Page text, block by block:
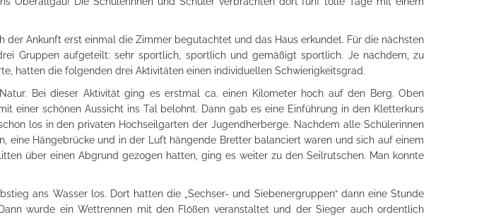
der Ankunft erst einmal die Zimmer begutachtet und das Haus erkundet. Für die nächsten
Gruppen aufgeteilt: sehr sportlich, sportlich und gemäßigt sportlich. Je nachdem, zu
hatten die folgenden drei Aktivitäten einen individuellen Schwierigkeitsgrad.
Bei dieser Aktivität ging es erstmal ca. einen Kilometer hoch auf den Berg. Oben
einer schönen Aussicht ins Tal belohnt. Dann gab es eine Einführung in den Kletterkurs
los in den privaten Hochseilgarten der Jugendherberge. Nachdem alle Schülerinnen
eine Hängebrücke und in der Luft hängende Bretter balanciert waren und sich auf einem
über einen Abgrund gezogen hatten, ging es weiter zu den Seilrutschen. Man konnte
ans Wasser los. Dort hatten die „Sechser- und Siebenergruppen“ dann eine Stunde
wurde ein Wettrennen mit den Flößen veranstaltet und der Sieger auch ordentlich